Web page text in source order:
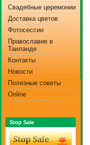
Свадебные церемонии
Доставка цветов
Фотосессии
Православие в
Таиланде
Контакты
Новости
Полезные советы
Online
Stop Sale